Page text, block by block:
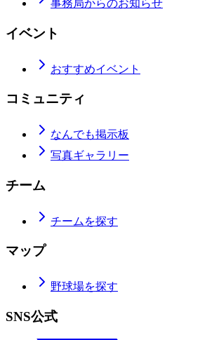
事務局からのお知らせ
イベント
おすすめイベント
コミュニティ
なんでも掲示板
写真ギャラリー
チーム
チームを探す
マップ
野球場を探す
SNS公式